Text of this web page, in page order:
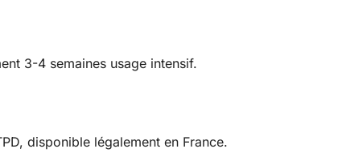
3-4 semaines usage intensif.
disponible légalement en France.